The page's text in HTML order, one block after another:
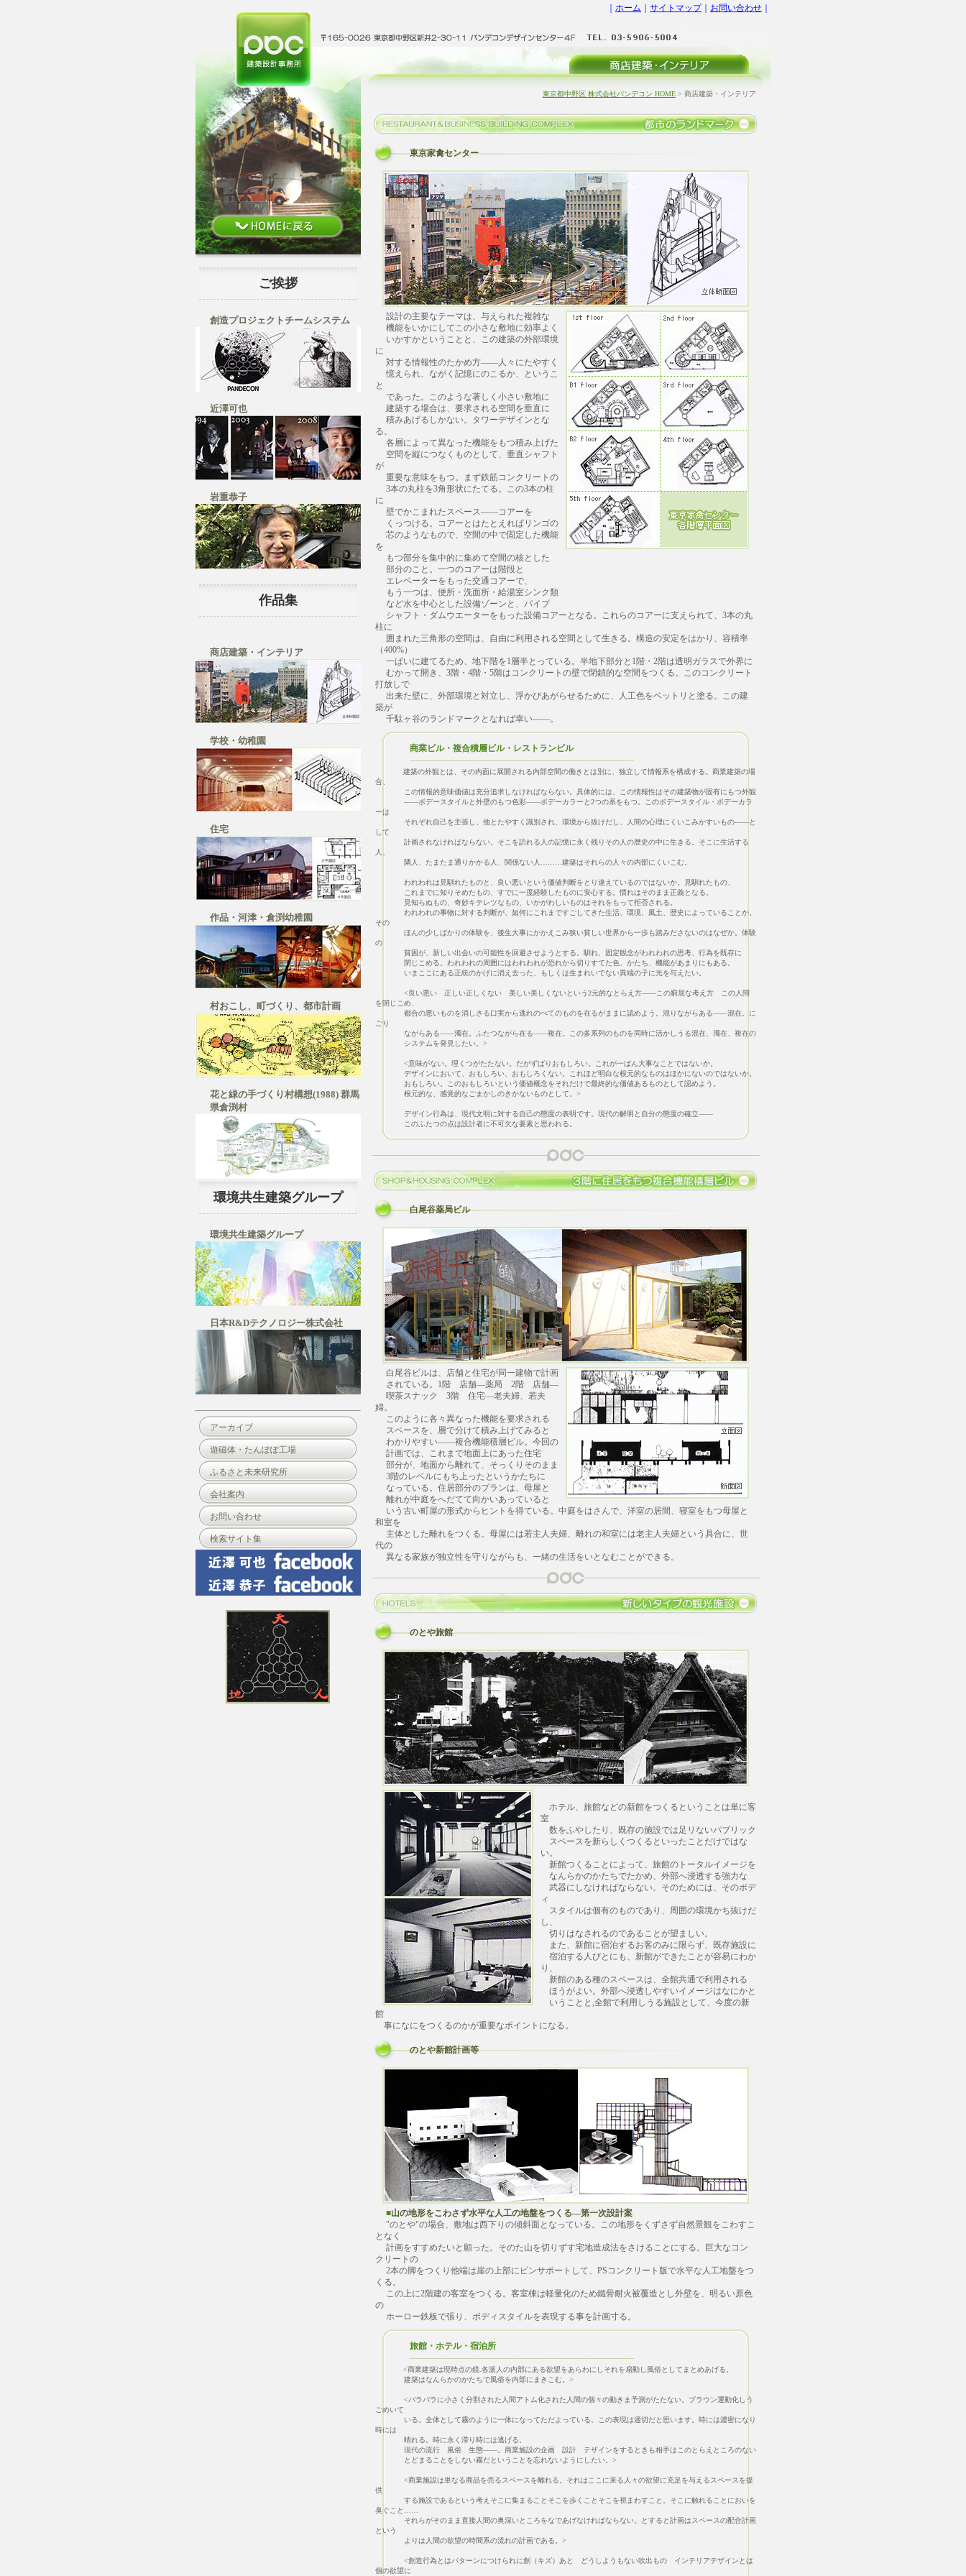
ホーム サイトマップ｜ お問い合わせ
ご挨拶
創造プロジェクトチームシステム
近澤可也
岩重恭子
作品集
商店建築・インテリア
学校・幼稚園
住宅
作品・河津・倉渕幼稚園
村おこし、町づくり、都市計画
花と緑の手づくり村構想(1988) 群馬
県倉渕村
環境共生建築グループ
環境共生建築グループ
日本R&Dテクノロジー株式会社
アーカイブ
遊磁体・たんぽぽ工場
ふるさと未来研究所
会社案内
お問い合わせ
検索サイト集
東京都中野区 株式会社パンデコン HOME > 商店建築・インテリア
東京家禽センター
設計の主要なテーマは、与えられた複雑な
機能をいかにしてこの小さな敷地に効率よく
いかすかということと、この建築の外部環境
に
対する情報性のたかめ方――人々にたやすく
憶えられ、ながく記憶にのこるか、というこ
と
であった。このような著しく小さい敷地に
建築する場合は、要求される空間を垂直に
積みあげるしかない。タワーデザインとな
る。
各層によって異なった機能をもつ積み上げた
空間を縦につなくものとして、垂直シャフト
が
重要な意味をもつ。まず鉄筋コンクリートの
3本の丸柱を3角形状にたてる。この3本の柱
に
壁でかこまれたスペース――コアーを
くっつける。コアーとはたとえればリンゴの
芯のようなもので、空間の中で固定した機能
を
もつ部分を集中的に集めて空間の核とした
部分のこと。一つのコアーは階段と
エレベーターをもった交通コアーで、
もう一つは、便所・洗面所・給湯室シンク類
など水を中心とした設備ゾーンと、パイプ
シャフト・ダムウエーターをもった設備コアーとなる。これらのコアーに支えられて、3本の丸
柱に
囲まれた三角形の空間は、自由に利用される空間として生きる。構造の安定をはかり、容積率
（400%）
一ぱいに建てるため、地下階を1層半とっている。半地下部分と1階・2階は透明ガラスで外界に
むかって開き、3階・4階・5階はコンクリートの壁で閉鎖的な空間をつくる。このコンクリート
打放しで
出来た壁に、外部環境と対立し、浮かびあがらせるために、人工色をベットリと塗る。この建
築が
千駄ヶ谷のランドマークとなれば幸い――。
商業ビル・複合積層ビル・レストランビル
------------------------------------------------------------------------------
建築の外観とは、その内面に展開される内部空間の働きとは別に、独立して情報系を構成する。商業建築の場
合、
この情報的意味価値は充分追求しなければならない。具体的には、この情報性はその建築物が固有にもつ外観
――ボデースタイルと外壁のもつ色彩――ボデーカラーと2つの系をもつ。このボデースタイル・ボデーカラ
ーは
それぞれ自己を主張し、他とたやすく識別され、環境から抜けだし、人間の心理にくいこみかすいもの――と
して
計画されなければならない。そこを訪れる人の記憶に永く残りその人の歴史の中に生きる。そこに生活する
人、
隣人、たまたま通りかかる人、関係ない人………建築はそれらの人々の内部にくいこむ。
われわれは見馴れたものと、良い悪いという価値判断をとり違えているのではないか。見馴れたもの、
これまでに知りそめたもの、すでに一度経験したものに安心する。慣れはそのまま正義となる。
見知らぬもの、奇妙キテレツなもの、いかがわしいものはそれをもって拒否される。
われわれの事物に対する判断が、如何にこれまですごしてきた生活、環境、風土、歴史によっていることか。
その
ほんの少しばかりの体験を、後生大事にかかえこみ狭い貧しい世界から一歩も踏みださないのはなぜか。体験
の
貧困が、新しい出会いの可能性を回避させようとする。馴れ、固定観念がわれわれの思考、行為を既存に
閉じこめる。われわれの周囲にはわれわれが恐れから切りすてた色、かたち、機能があまりにもある。
いまここにある正統のかげに消え去った、もしくは生まれいでない異端の子に光を与えたい。
<良い悪い 正しい正しくない 美しい美しくないという2元的なとらえ方――この窮屈な考え方 この人間
を閉じこめ、
都合の悪いものを消しさる口実から逃れのべてのものを在るがままに認めよう。混りながらある――混在。に
ごり
ながらある――濁在。ふたつながら在る――複在。この多系列のものを同時に活かしうる混在、濁在、複在の
システムを発見したい。>
<意味がない。理くつがたたない。だがずばりおもしろい。これが一ばん大事なことではないか。
デザインにおいて、おもしろい、おもしろくない。これほど明白な根元的なものはほかにないのではないか。
おもしろい。このおもしろいという価値概念をそれだけで最終的な価値あるものとして認めよう。
根元的な、感覚的なごまかしのきかないものとして。>
デザイン行為は、現代文明に対する自己の態度の表明です。現代の解明と自分の態度の確立――
このふたつの点は設計者に不可欠な要素と思われる。
白尾谷薬局ビル
白尾谷ビルは、店舗と住宅が同一建物で計画
されている。1階 店舗―薬局 2階 店舗―
喫茶スナック 3階 住宅―老夫婦、若夫
婦。
このように各々異なった機能を要求される
スペースを、層で分けて積み上げてみると
わかりやすい――複合機能積層ビル。今回の
計画では、これまで地面上にあった住宅
部分が、地面から離れて、そっくりそのまま
3階のレベルにもち上ったというかたちに
なっている。住居部分のプランは、母屋と
離れが中庭をへだてて向かいあっていると
いう古い町屋の形式からヒントを得ている。中庭をはさんで、洋室の居間、寝室をもつ母屋と
和室を
主体とした離れをつくる。母屋には若主人夫婦、離れの和室には老主人夫婦という具合に、世
代の
異なる家族が独立性を守りながらも、一緒の生活をいとなむことができる。
のとや旅館
ホテル、旅館などの新館をつくるということは単に客
室
数をふやしたり、既存の施設では足リないパブリック
スペースを新らしくつくるといったことだけではな
い。
新館つくることによって、旅館のトータルイメージを
なんらかのかたちでたかめ、外部へ浸透する強力な
武器にしなければならない。そのためには、そのボデ
ィ
スタイルは個有のものであり、周囲の環境かち抜けだ
し、
切りはなされるのであることが望ましい。
また、新館に宿泊するお客のみに限らず、既存施設に
宿泊する人びとにも、新館ができたことが容易にわか
り、
新館のある種のスペースは、全館共通で利用される
ほうがよい。外部へ浸透しやすいイメージはなにかと
いうことと,全館で利用しうる施設として、今度の新
館
事になにをつくるのかが重要なポイントになる。
のとや新館計画等
■山の地形をこわさず水平な人工の地盤をつくる―第一次設計案
"のとや"の場合、敷地は西下りの傾斜面となっている。この地形をくずさず自然景観をこわすこ
となく
計画をすすめたいと願った。そのた山を切りずす宅地造成法をさけることにする。巨大なコン
クリートの
2本の脚をつくり他端は崖の上部にピンサポートして、PSコンクリート版で水平な人工地盤をつ
くる。
この上に2階建の客室をつくる。客室棟は軽量化のため鐵骨耐火被覆造とし外壁を、明るい原色
の
ホーロー鉄板で張り、ボディスタイルを表現する事を計画寸る。
旅館・ホテル・宿泊所
------------------------------------------------------------------------------
<商業建築は現時点の鏡.各派人の内部にある欲望をあらわにしそれを扇動し風俗としてまとめあげる。
建築はなんらかのかたちで風俗を内部にまきこむ。>
<バラバラに小さく分割された人間アトム化された人間の個々の動きま予測がたたない。ブラウン運動化しう
ごめいて
いる。全体として霧のように一体になってただよっている。この表現は適切だと思います。時には濃密になり
時には
晴れる。時に永く滞り時には逃げる。
現代の流行 風俗 生態――。商業施設の企画 設計 テザインをするときも相手はこのとらえところのない
とどまることをしない霧だということを忘れないようにしたい。>
<商業施設は単なる商品を売るスペースを離れる。それはここに来る人々の欲望に充足を与えるスペースを提
供
する施設であるという考えそこに集まることそこを歩くことそこを視まわすこと。そこに触れることにおいを
臭ぐこと……
それらがそのまま直接人間の奥深いところをなであげなければならない。とすると計画はスペースの配合計画
という
よりは人間の欲望の時間系の流れの計画である。>
<創造行為とはパターンにつけられに創（キズ）あと どうしようもない吹出もの インテリアテザインとは
個の欲望に